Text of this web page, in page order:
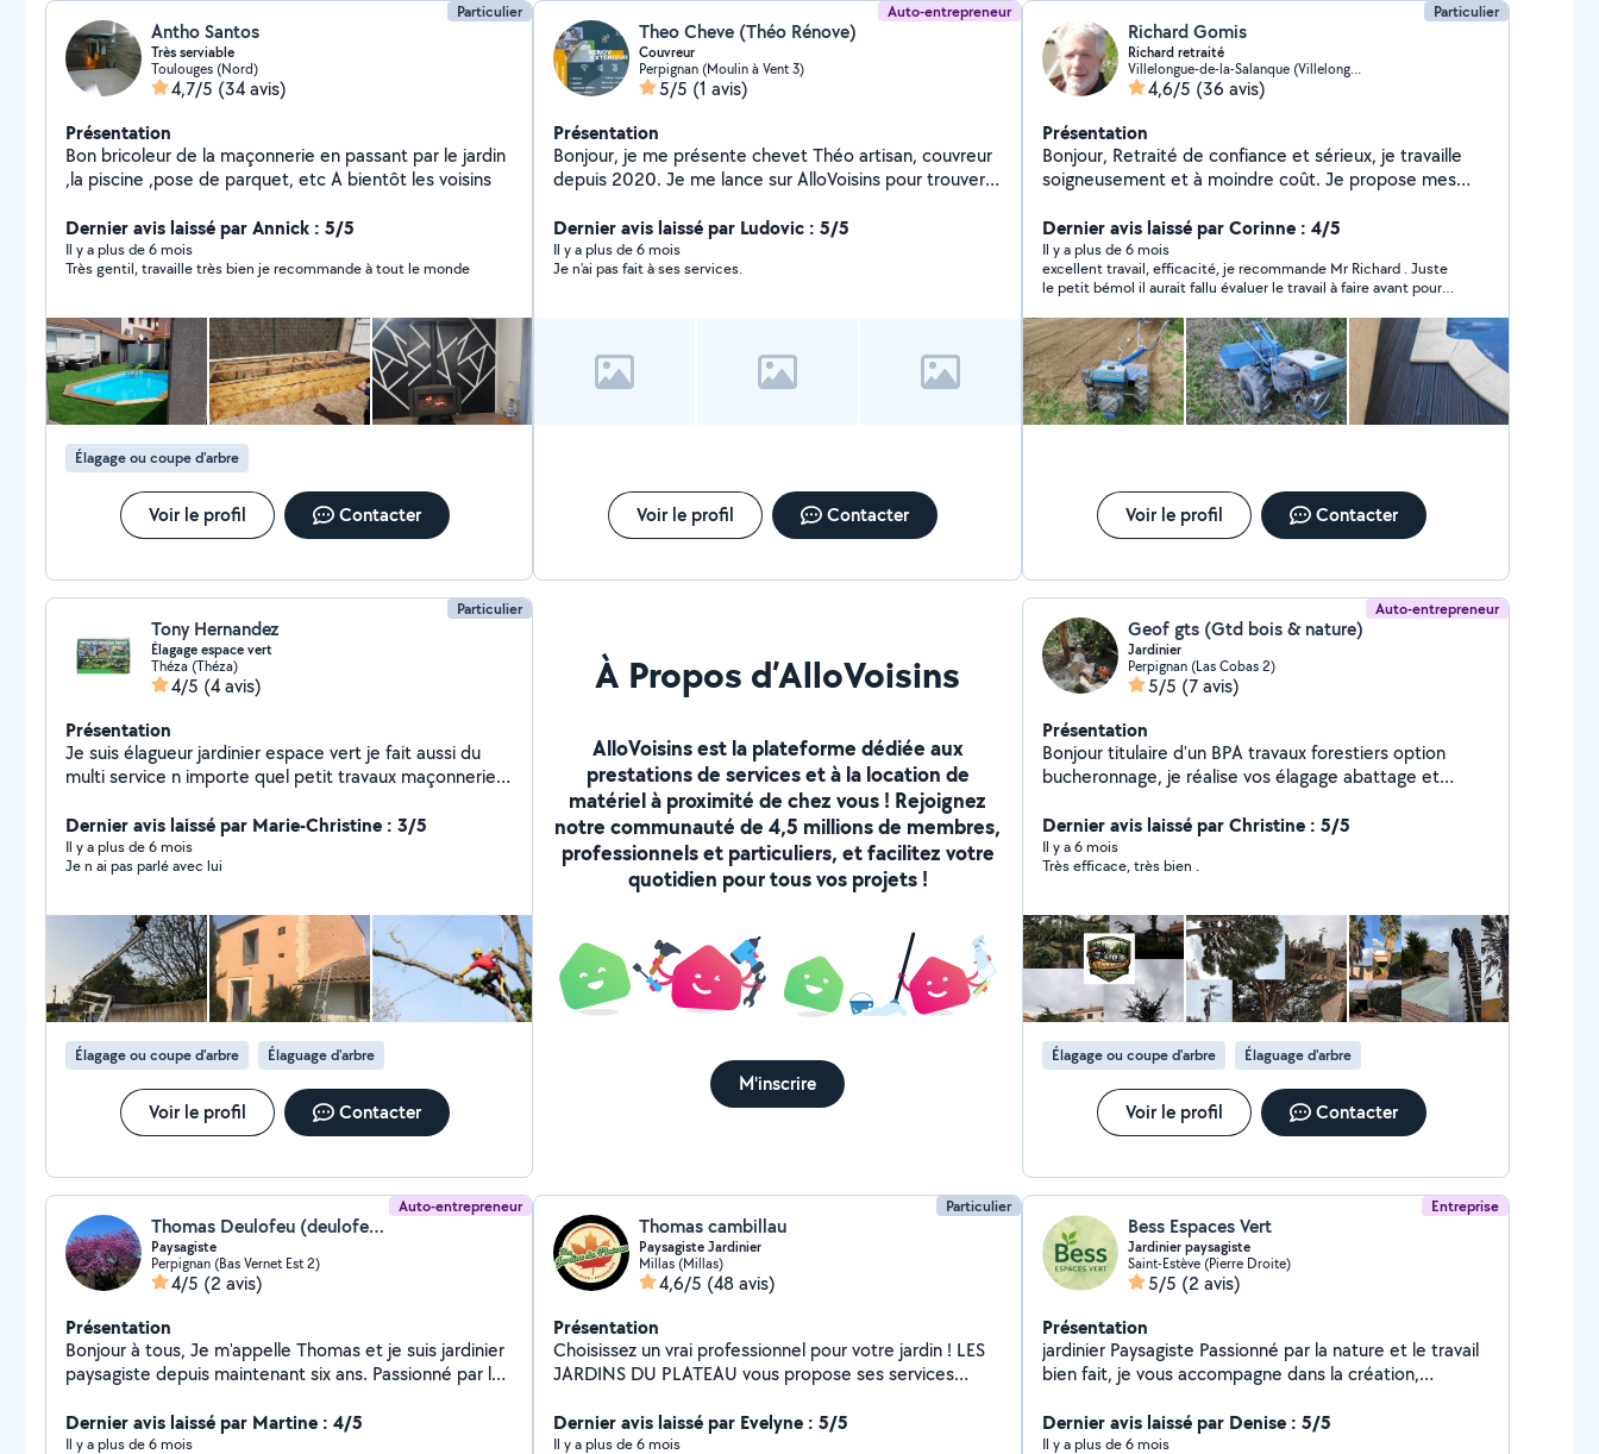
Particulier
Antho Santos
Très serviable
Toulouges (Nord)
4,7/5 (34 avis)
Présentation
Bon bricoleur de la maçonnerie en passant par le jardin
,la piscine ,pose de parquet, etc A bientôt les voisins
Dernier avis laissé par Annick : 5/5
Il y a plus de 6 mois
Très gentil, travaille très bien je recommande à tout le monde
Élagage ou coupe d'arbre
Voir le profil Contacter
Auto-entrepreneur
Theo Cheve (Théo Rénove)
Couvreur
Perpignan (Moulin à Vent 3)
5/5 (1 avis)
Présentation
Bonjour, je me présente chevet Théo artisan, couvreur
depuis 2020. Je me lance sur AlloVoisins pour trouver
vos mains pour entretenir vos chez vous. Merci à
bientôt
Dernier avis laissé par Ludovic : 5/5
Il y a plus de 6 mois
Je n’ai pas fait à ses services.
Voir le profil Contacter
Particulier
Richard Gomis
Richard retraité
Villelongue-de-la-Salanque (Villelongue-de-la-Salanque)
4,6/5 (36 avis)
Présentation
Bonjour, Retraité de confiance et sérieux, je travaille
soigneusement et à moindre coût. Je propose mes
entretien maison, petits chantiers divers, électricité,
plomberie, peinture, montage de meuble... Je possède
des outils (motoculteur, motobineuse, tronçonneuse,
taille haie, tondeuse, outillage portatif, scie circulaire,
poste à souder, etc... ) ainsi qu'une remorque si il y a
besoin d'évacuer. J ai pratiqué la navigation à voile
transatlantique (Caraibes) et la plongée sous-marine,
le judo, le tir a l 'arc.
Dernier avis laissé par Corinne : 4/5
Il y a plus de 6 mois
excellent travail, efficacité, je recommande Mr Richard . Juste
le petit bémol il aurait fallu évaluer le travail à faire avant pour
Voir le profil Contacter
Particulier
Tony Hernandez
Élagage espace vert
Théza (Théza)
4/5 (4 avis)
Présentation
Je suis élagueur jardinier espace vert je fait aussi du
multi service n importe quel petit travaux maçonnerie
Dernier avis laissé par Marie-Christine : 3/5
Il y a plus de 6 mois
Je n ai pas parlé avec lui
Élagage ou coupe d'arbre Élaguage d'arbre
Voir le profil Contacter
À Propos d’AlloVoisins
AlloVoisins est la plateforme dédiée aux
prestations de services et à la location de
matériel à proximité de chez vous ! Rejoignez
notre communauté de 4,5 millions de membres,
professionnels et particuliers, et facilitez votre
quotidien pour tous vos projets !
M'inscrire
Auto-entrepreneur
Geof gts (Gtd bois & nature)
Jardinier
Perpignan (Las Cobas 2)
5/5 (7 avis)
Présentation
Bonjour titulaire d'un BPA travaux forestiers option
bucheronnage, je réalise vos élagage abattage et
Dernier avis laissé par Christine : 5/5
Il y a 6 mois
Très efficace, très bien .
Élagage ou coupe d'arbre Élaguage d'arbre
Voir le profil Contacter
Auto-entrepreneur
Thomas Deulofeu (deulofeu thomas)
Paysagiste
Perpignan (Bas Vernet Est 2)
4/5 (2 avis)
Présentation
Bonjour à tous, Je m'appelle Thomas et je suis jardinier
paysagiste depuis maintenant six ans. Passionné par la
travailler sur de nombreux projets. J'aime être à
l'écoute de chaque projet et proposer des solutions
Dernier avis laissé par Martine : 4/5
Il y a plus de 6 mois
Particulier
Thomas cambillau
Paysagiste Jardinier
Millas (Millas)
4,6/5 (48 avis)
Présentation
Choisissez un vrai professionnel pour votre jardin ! LES
JARDINS DU PLATEAU vous propose ses services
également de conception et la réalisation de vos
projets. Nous créons des aménagements en bois (
Dernier avis laissé par Evelyne : 5/5
Il y a plus de 6 mois
Entreprise
Bess Espaces Vert
Jardinier paysagiste
Saint-Estève (Pierre Droite)
5/5 (2 avis)
Présentation
jardinier Paysagiste Passionné par la nature et le travail
bien fait, je vous accompagne dans la création,
Jardins privés | Espaces publics | Massifs fleuris | Taille,
tonte, débroussaillage, élagage Chaque projet est
Dernier avis laissé par Denise : 5/5
Il y a plus de 6 mois